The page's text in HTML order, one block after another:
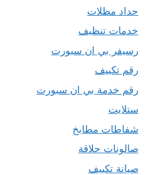
حداد مظلات
خدمات تنظيف
رسيفر بي ان سبورت
رقم تكييف
رقم خدمة بي ان سبورت
ستلايت
شفاطات مطابخ
صالونات حلاقة
صيانة تكييف